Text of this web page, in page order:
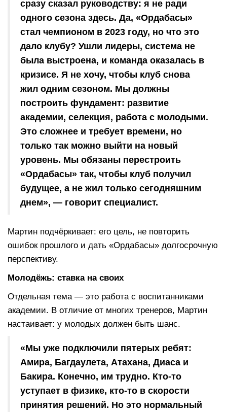
сразу сказал руководству: я не ради
одного сезона здесь. Да, «Ордабасы»
стал чемпионом в 2023 году, но что это
дало клубу? Ушли лидеры, система не
была выстроена, и команда оказалась в
кризисе. Я не хочу, чтобы клуб снова
жил одним сезоном. Мы должны
построить фундамент: развитие
академии, селекция, работа с молодыми.
Это сложнее и требует времени, но
только так можно выйти на новый
уровень. Мы обязаны перестроить
«Ордабасы» так, чтобы клуб получил
будущее, а не жил только сегодняшним
днем», — говорит специалист.
Мартин подчёркивает: его цель, не повторить
ошибок прошлого и дать «Ордабасы» долгосрочную
перспективу.
Молодёжь: ставка на своих
Отдельная тема — это работа с воспитанниками
академии. В отличие от многих тренеров, Мартин
настаивает: у молодых должен быть шанс.
«Мы уже подключили пятерых ребят:
Амира, Багдаулета, Атахана, Диаса и
Бакира. Конечно, им трудно. Кто-то
уступает в физике, кто-то в скорости
принятия решений. Но это нормальный